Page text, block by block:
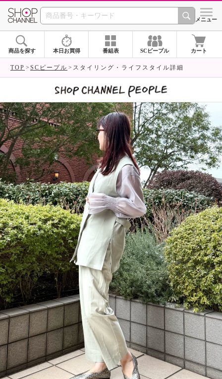
SHOP CHANNEL シメニュー
商品を探す 本日お買得 番組表 SCピープル カート
TOP SCピープル スタイリング・ライフスタイル詳細